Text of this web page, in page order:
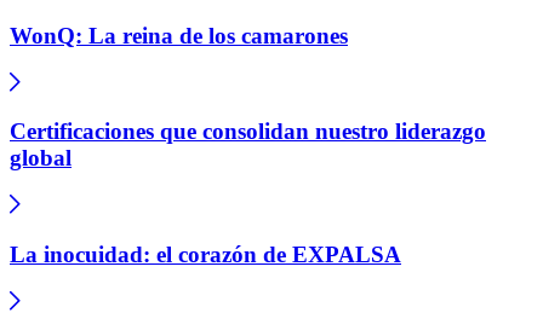
WonQ: La reina de los camarones
Certificaciones que consolidan nuestro liderazgo
global
La inocuidad: el corazón de EXPALSA